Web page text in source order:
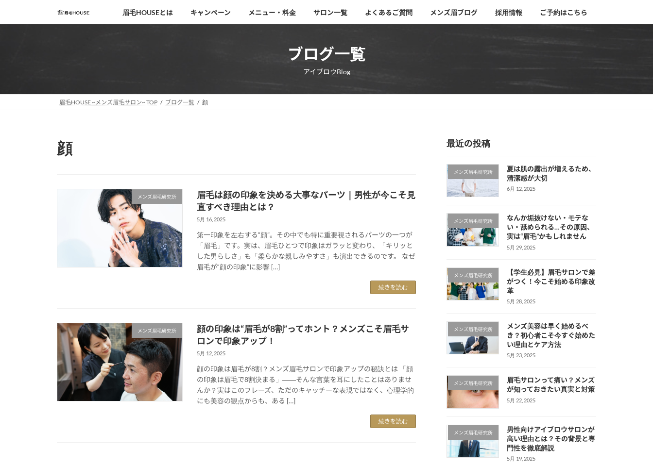
移
眉毛HOUSEとは キャンペーン メニュー・料金 サロン一覧 よくあるご質問 メンズ眉ブログ 採用情報 ご予約はこちら
ブログ一覧
アイブロウBlog
眉毛HOUSE ~メンズ眉毛サロン~ TOP ブログ一覧 顔
顔
メンズ眉毛研究所
眉毛は顔の印象を決める大事なパーツ｜男性が今こそ見
直すべき理由とは？
5月 16, 2025
第一印象を左右する“顔”。その中でも特に重要視されるパーツの一つが
「眉毛」です。実は、眉毛ひとつで印象はガラッと変わり、「キリッと
した男らしさ」も「柔らかな親しみやすさ」も演出できるのです。 なぜ
眉毛が“顔の印象”に影響 […]
続きを読む
メンズ眉毛研究所
顔の印象は“眉毛が8割”ってホント？メンズこそ眉毛サ
ロンで印象アップ！
5月 12, 2025
顔の印象は眉毛が8割？メンズ眉毛サロンで印象アップの秘訣とは 「顔
の印象は眉毛で8割決まる」――そんな言葉を耳にしたことはありませ
んか？実はこのフレーズ、ただのキャッチーな表現ではなく、心理学的
にも美容の観点からも、ある […]
続きを読む
最近の投稿
メンズ眉毛研究所
夏は肌の露出が増えるため、
清潔感が大切
6月 12, 2025
メンズ眉毛研究所
なんか垢抜けない・モテな
い・舐められる…その原因、
実は“眉毛”かもしれません
5月 29, 2025
メンズ眉毛研究所
【学生必見】眉毛サロンで差
がつく！今こそ始める印象改
革
5月 28, 2025
メンズ眉毛研究所
メンズ美容は早く始めるべ
き？初心者こそ今すぐ始めた
い理由とケア方法
5月 23, 2025
メンズ眉毛研究所
眉毛サロンって痛い？メンズ
が知っておきたい真実と対策
5月 22, 2025
メンズ眉毛研究所
男性向けアイブロウサロンが
高い理由とは？その背景と専
門性を徹底解説
5月 19, 2025